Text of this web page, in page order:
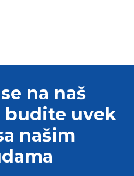
na naš
budite uvek
našim